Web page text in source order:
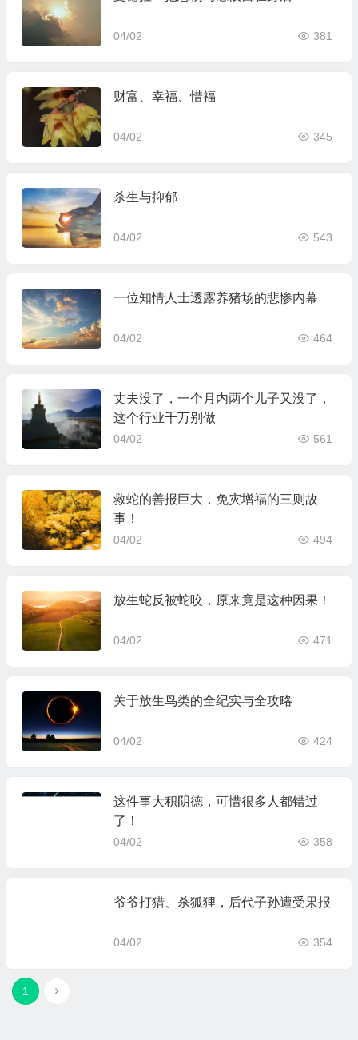
04/02 381
财富、幸福、惜福
04/02 345
杀生与抑郁
04/02 543
一位知情人士透露养猪场的悲惨内幕
04/02 464
丈夫没了，一个月内两个儿子又没了，
这个行业千万别做
04/02 561
救蛇的善报巨大，免灾增福的三则故
事！
04/02 494
放生蛇反被蛇咬，原来竟是这种因果！
04/02 471
关于放生鸟类的全纪实与全攻略
04/02 424
这件事大积阴德，可惜很多人都错过
了！
04/02 358
爷爷打猎、杀狐狸，后代子孙遭受果报
04/02 354
1